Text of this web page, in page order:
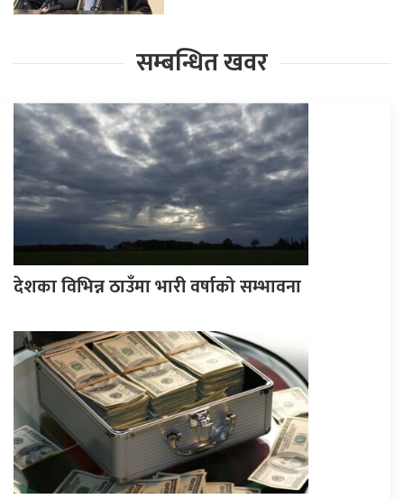
सम्बन्धित खवर
देशका विभिन्न ठाउँमा भारी वर्षाको सम्भावना